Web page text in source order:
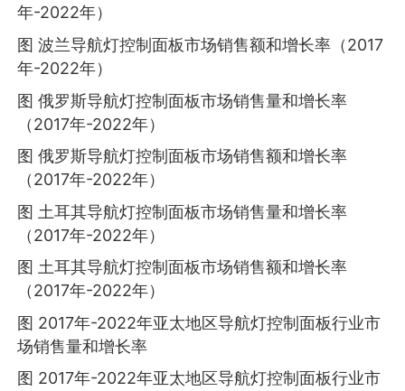
年-2022年）
图 波兰导航灯控制面板市场销售额和增长率（2017
年-2022年）
图 俄罗斯导航灯控制面板市场销售量和增长率
（2017年-2022年）
图 俄罗斯导航灯控制面板市场销售额和增长率
（2017年-2022年）
图 土耳其导航灯控制面板市场销售量和增长率
（2017年-2022年）
图 土耳其导航灯控制面板市场销售额和增长率
（2017年-2022年）
图 2017年-2022年亚太地区导航灯控制面板行业市
场销售量和增长率
图 2017年-2022年亚太地区导航灯控制面板行业市